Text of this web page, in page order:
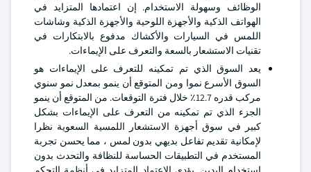
الوظائف وسهولة الاستخدام. إن اعتمادها المتزايد في
الهواتف الذكية والأجهزة اللوحية والأجهزة الذكية وشاشات
اللمس في السيارات والأكشاك مدفوع بالابتكارات في
تقنيات الاستشعار بالسعة والتعرف على الإيماءات.
يعد السوق الذي تم تمكينه للتعرف على الإيماءات هو
السوق الأسرع نموا ومن المتوقع أن ينمو بمعدل نمو سنوي
مركب قدره 12.7٪ خلال فترة التوقعات. من المتوقع أن ينمو
الجزء الذي تم تمكينه من التعرف على الإيماءات بشكل
كبير في سوق أجهزة الاستشعار اللمسية السعوية نظرا
لإمكانية تقديم تفاعل بديهي بدون لمس ، مما يحسن تجربة
المستخدم في التطبيقات الحساسة للنظافة والتحدث بدون